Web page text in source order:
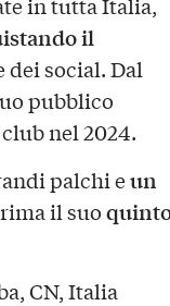
il
dei social. Dal
pubblico
nel 2024.
palchi eun
il suo
CN, Italia